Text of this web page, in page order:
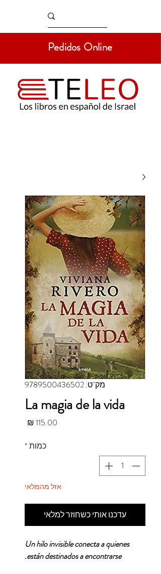
Pedidos Online
מק"ט: 9789500436502
La magia de la vida
כמות*
אזל מהמלאי
עדכנו אותי כשחוזר למלאי
Un hilo invisible conecta a quienes
están destinados a encontrarse.